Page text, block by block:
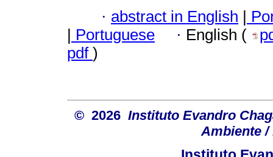
· abstract in English |
| Portuguese · English (
pdf )
© 2026 Instituto Evandro
Ambiente /